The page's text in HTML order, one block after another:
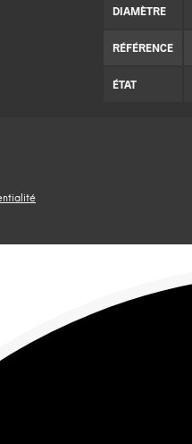
DIAMÈTRE
RÉFÉRENCE
ÉTAT